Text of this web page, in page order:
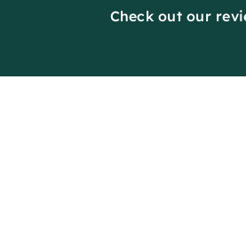
Check out our